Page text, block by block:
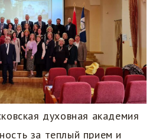
духовная академия
за теплый прием и